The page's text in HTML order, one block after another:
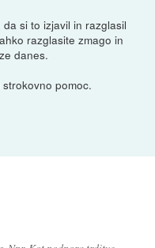
si to izjavil in razglasil
razglasite zmago in
danes.
pomoc.